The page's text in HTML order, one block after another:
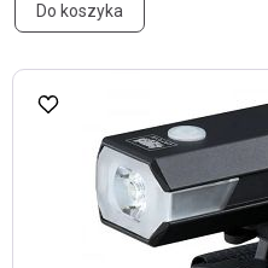
Do koszyka